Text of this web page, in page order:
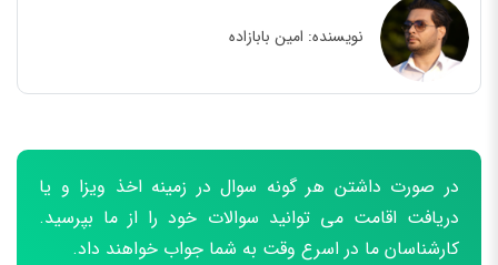
نویسنده: امین بابازاده
در صورت داشتن هر گونه سوال در زمینه اخذ ویزا و یا
دریافت اقامت می توانید سوالات خود را از ما بپرسید.
کارشناسان ما در اسرع وقت به شما جواب خواهند داد.